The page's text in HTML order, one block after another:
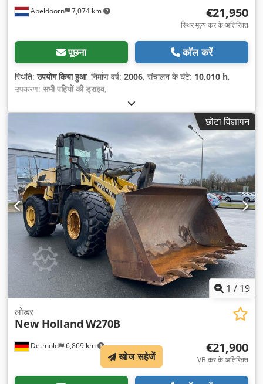
Apeldoorn 7,074 km €21,950
स्थिर मूल्य कर के अतिरिक्त
पूछना कॉल करें
स्थिति:उपयोग किया हुआ, निर्माण वर्ष: 2006, संचालन के घंटे: 10,010 h,
उपकरण: सभी पहियों की ड्राइव,
छोटा विज्ञापन
1 / 19
Detmold 6,869 km
लोडर
New Holland W270B
€21,900
VB कर के अतिरिक्त
खोज सहेजें